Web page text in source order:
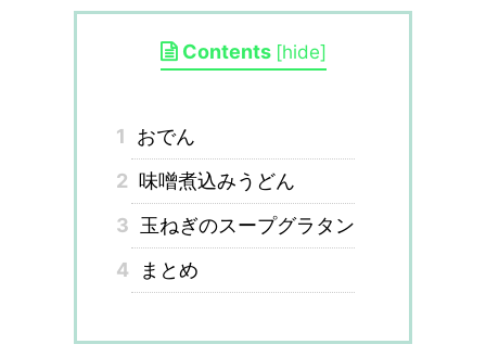
Contents [hide]
1
おでん
2 味噌煮込みうどん
3 玉ねぎのスープグラタン
4
まとめ